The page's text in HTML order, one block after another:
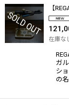
【
在庫な
ガ
シ
の